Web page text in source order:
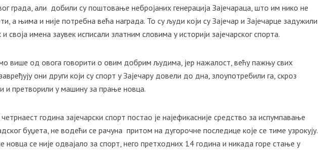
града, али добили су поштовање небројаних генерација Зајечараца, што им нико не
а њима и није потребна већа награда. То су људи који су Зајечар и Зајечарце задужили
своја имена заувек исписали златним словима у историји зајечарског спорта.
више од овога говорити о овим добрим људима, јер нажалост, већу пажњу свих
они други који су спорт у Зајечару довели до дна, злоупотребили га, скроз
и претворили у машину за прање новца.
година зајечарски спорт постао је најефикасније средство за испумпавање
буџета, не водећи се рачуна притом на дугорочне последице које се тиме узрокују.
новца се није одвајало за спорт, него претходних 14 година и никада горе стање у